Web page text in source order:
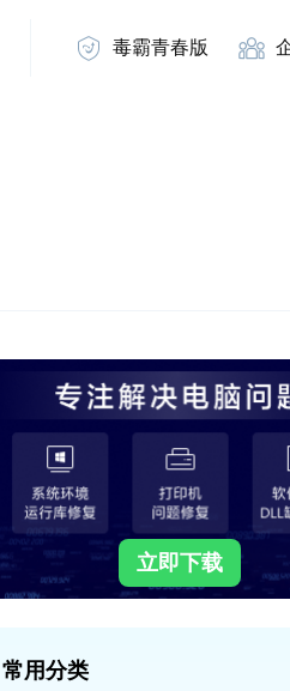
毒霸青春版
立即下载
常用分类